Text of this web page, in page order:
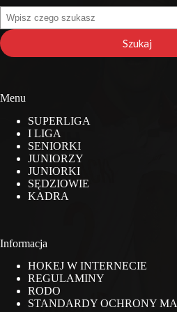
na
stronie
Szukaj
Menu
SUPERLIGA
I LIGA
SENIORKI
JUNIORZY
JUNIORKI
SĘDZIOWIE
KADRA
Informacja
HOKEJ W INTERNECIE
REGULAMINY
RODO
STANDARDY OCHRONY